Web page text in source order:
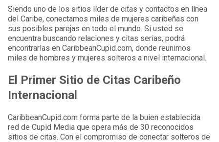
Siendo uno de los sitios líder de citas y contactos en línea
del Caribe, conectamos miles de mujeres caribeñas con
sus posibles parejas en todo el mundo. Si usted se
encuentra buscando relaciones y citas serias, podrá
encontrarlas en CaribbeanCupid.com, donde reunimos
miles de hombres y mujeres solteros a nivel internacional.
El Primer Sitio de Citas Caribeño
Internacional
CaribbeanCupid.com forma parte de la buien establecida
red de Cupid Media que opera más de 30 reconocidos
sitios de citas. Con el compromiso de conectar solteros de